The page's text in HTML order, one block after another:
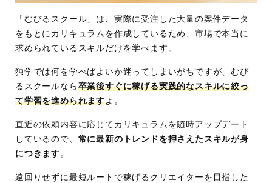
「むびるスクール」は、実際に受注した大量の案件データ
をもとにカリキュラムを作成しているため、市場で本当に
求められているスキルだけを学べます。
独学では何を学べばよいか迷ってしまいがちですが、むび
るスクールなら 卒業後すぐに稼げる実践的なスキルに絞っ
て学習を進められますよ。
直近の依頼内容に応じてカリキュラムを随時アップデート
しているので、 常に最新のトレンドを押さえたスキルが身
につきます。
遠回りせずに最短ルートで稼げるクリエイターを目指した